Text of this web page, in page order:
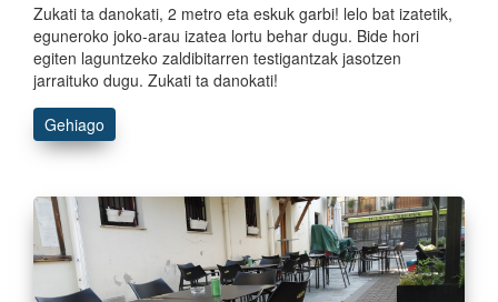
Zukati ta danokati, 2 metro eta eskuk garbi! lelo bat izatetik,
eguneroko joko-arau izatea lortu behar dugu. Bide hori
egiten laguntzeko zaldibitarren testigantzak jasotzen
jarraituko dugu. Zukati ta danokati!
Gehiago